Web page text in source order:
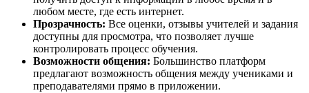
любом месте, где есть интернет.
Прозрачность: Все оценки, отзывы учителей и задания
доступны для просмотра, что позволяет лучше
контролировать процесс обучения.
Возможности общения: Большинство платформ
предлагают возможность общения между учениками и
преподавателями прямо в приложении.